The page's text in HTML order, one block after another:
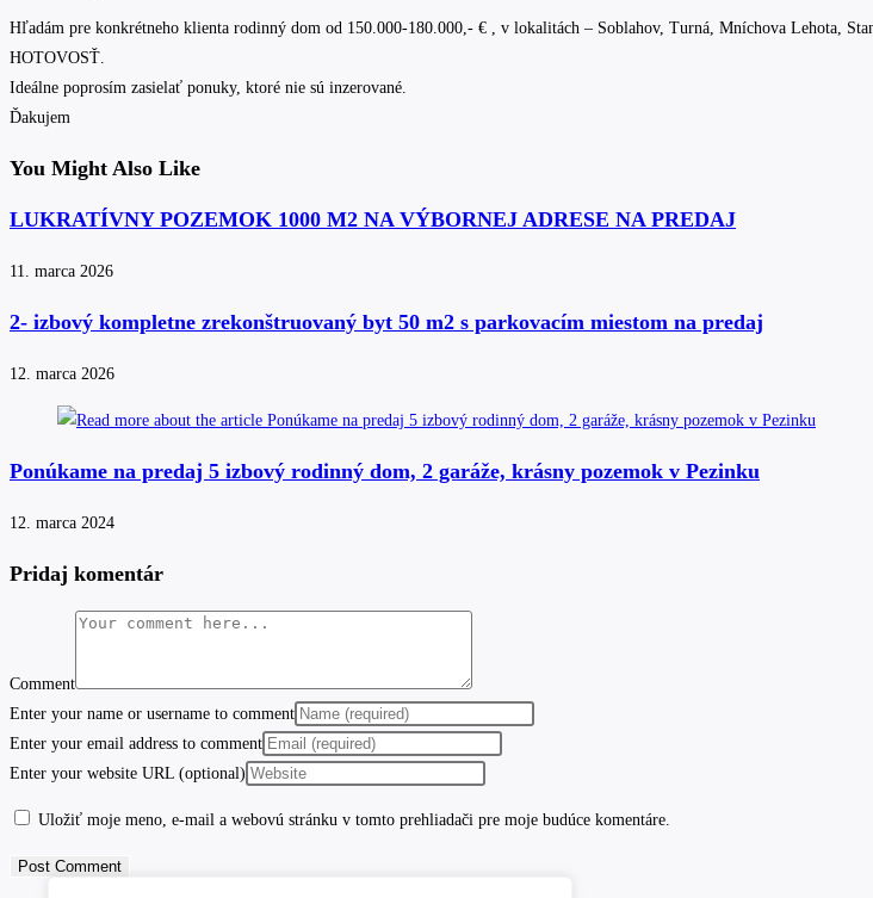
Hľadám pre konkrétneho klienta rodinný dom od 150.000-180.000,- € , v lokalitách – Soblahov, Turná, Mníchova Lehota,
HOTOVOSŤ.
Ideálne poprosím zasielať ponuky, ktoré nie sú inzerované.
Ďakujem
You Might Also Like
LUKRATÍVNY POZEMOK 1000 M2 NA VÝBORNEJ ADRESE NA PREDAJ
11. marca 2026
2- izbový kompletne zrekonštruovaný byt 50 m2 s parkovacím miestom na predaj
12. marca 2026
Ponúkame na predaj 5 izbový rodinný dom, 2 garáže, krásny pozemok v Pezinku
12. marca 2024
Pridaj komentár
Comment
Enter your name or username to comment
Enter your email address to comment
Enter your website URL (optional)
Uložiť moje meno, e-mail a webovú stránku v tomto prehliadači pre moje budúce komentáre.